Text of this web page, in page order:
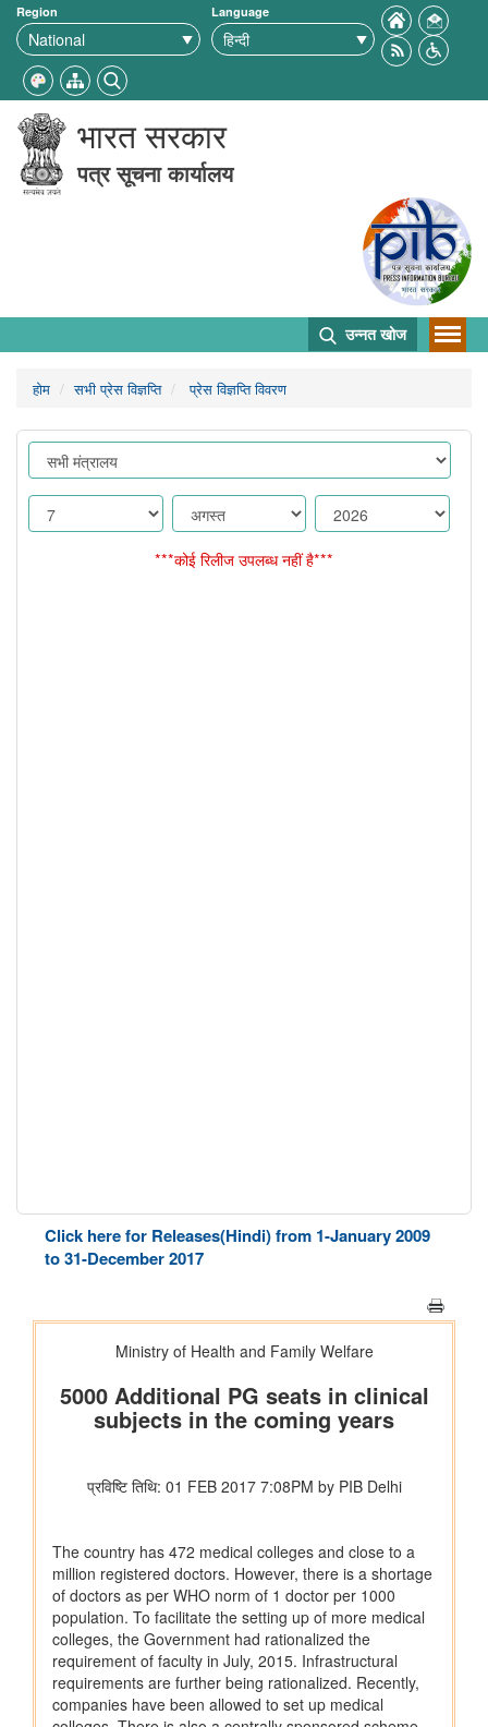
Region Language
भारत सरकार
पत्र सूचना कार्यालय
उन्नत खोज
होम सभी प्रेस विज्ञप्ति प्रेस विज्ञप्ति विवरण
***कोई रिलीज उपलब्ध नहीं है***
Click here for Releases(Hindi) from 1-January 2009
to 31-December 2017